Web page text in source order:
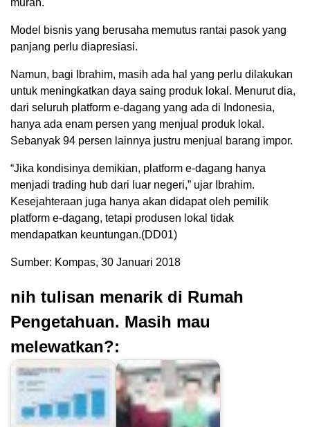
murah.
Model bisnis yang berusaha memutus rantai pasok yang
panjang perlu diapresiasi.
Namun, bagi Ibrahim, masih ada hal yang perlu dilakukan
untuk meningkatkan daya saing produk lokal. Menurut dia,
dari seluruh platform e-dagang yang ada di Indonesia,
hanya ada enam persen yang menjual produk lokal.
Sebanyak 94 persen lainnya justru menjual barang impor.
“Jika kondisinya demikian, platform e-dagang hanya
menjadi trading hub dari luar negeri,” ujar Ibrahim.
Kesejahteraan juga hanya akan didapat oleh pemilik
platform e-dagang, tetapi produsen lokal tidak
mendapatkan keuntungan.(DD01)
Sumber: Kompas, 30 Januari 2018
nih tulisan menarik di Rumah
Pengetahuan. Masih mau
melewatkan?: